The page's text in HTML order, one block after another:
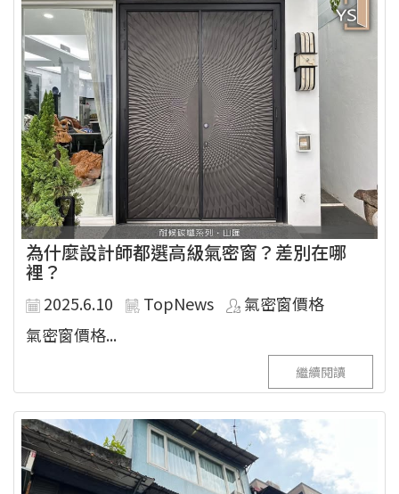
為什麼設計師都選高級氣密窗？差別在哪
裡？
2025.6.10 TopNews
氣密窗價格
氣密窗價格...
繼續閱讀